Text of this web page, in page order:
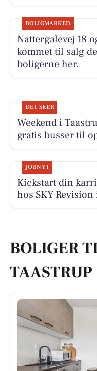
BOLIGMARKED
Nattergalevej 18
kommet til salg
boligerne her.
DET SKER
Weekend i
gratis busser til
JOBNYT
Kickstart din
hos SKY
BOLIGER
TAASTRUP